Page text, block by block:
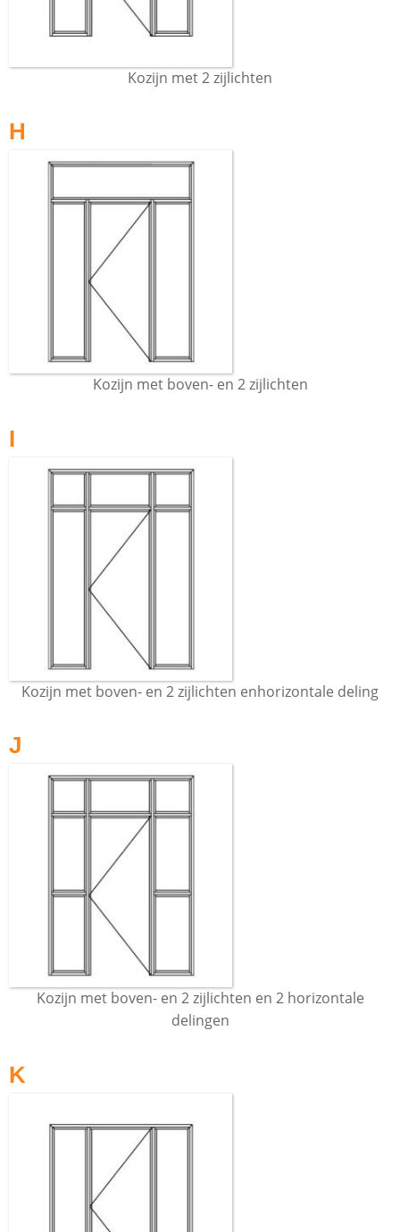
Kozijn met 2 zijlichten
H
Kozijn met boven- en 2 zijlichten
I
Kozijn met boven- en 2 zijlichten enhorizontale deling
J
Kozijn met boven- en 2 zijlichten en 2 horizontale
delingen
K